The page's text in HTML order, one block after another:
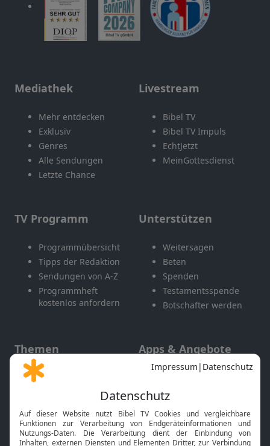
Mediathek
Mehr entdecken
Exklusiv
Genres
Alle Sendungen
Letzte Chance
Livestream
Bibel TV
Bibel TV Impuls
EchtJetzt
MeinGottesdienst
TV Programm
Programmübersicht
Tipps der Redaktion
Sendungen von A-Z
Programmheft
kostenlos anfordern
Unterstützen
Weitersagen
Beten
Spenden
Testamentsspende
Botschafter werden
Themen
Gott und Bibel erklärt
Neuigkeiten
Apps & Angebote
Mobile App
Smart TV
HbbTV